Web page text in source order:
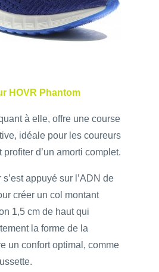
HOVR Phantom
à elle, offre une course
idéale pour les coureurs
d’un amorti complet.
appuyé sur l’ADN de
créer un col montant
1,5 cm de haut qui
la forme de la
un confort optimal, comme